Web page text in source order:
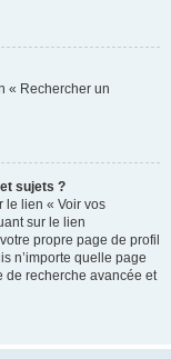
« Rechercher un
sujets ?
le lien « Voir vos
sur le lien
propre page de profil
n’importe quelle page
de recherche avancée et